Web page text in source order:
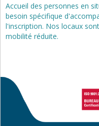
Accueil des personnes en
besoin spécifique
l'inscription. Nos locaux
mobilité réduite.